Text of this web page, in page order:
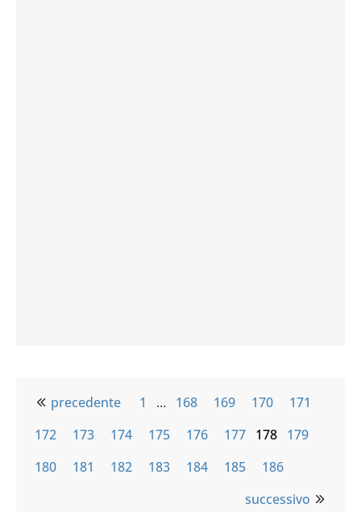
precedente 1 … 168 169 170
171
172
173 174 175 176 177 178 179
180
181 182 183 184 185
186
successivo